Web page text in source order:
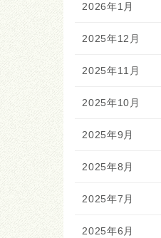
2026年1月
2025年12月
2025年11月
2025年10月
2025年9月
2025年8月
2025年7月
2025年6月